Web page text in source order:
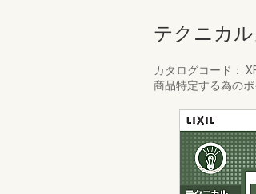
テクニカ
カタログコード：
商品特定する為の